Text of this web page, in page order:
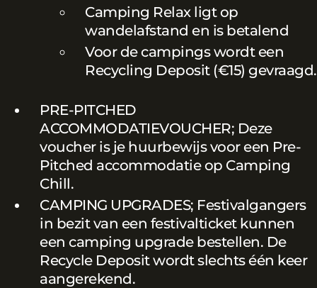
Camping Relax ligt op
wandelafstand en is betalend
Voor de campings wordt een
Recycling Deposit (€15) gevraagd.
PRE-PITCHED
ACCOMMODATIEVOUCHER; Deze
voucher is je huurbewijs voor een Pre-
Pitched accommodatie op Camping
Chill.
CAMPING UPGRADES; Festivalgangers
in bezit van een festivalticket kunnen
een camping upgrade bestellen. De
Recycle Deposit wordt slechts één keer
aangerekend.